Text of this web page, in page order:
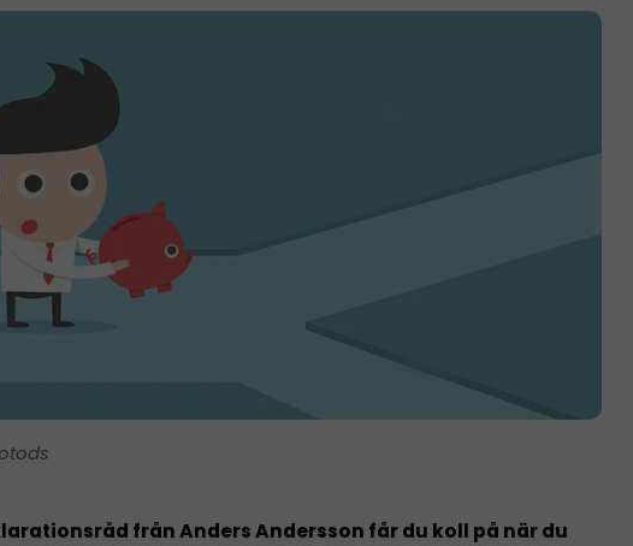
från Anders Andersson får du koll på när du